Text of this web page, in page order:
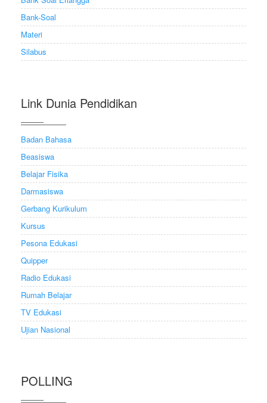
Bank-Soal
Materi
Silabus
Link Dunia Pendidikan
Badan Bahasa
Beasiswa
Belajar Fisika
Darmasiswa
Gerbang Kurikulum
Kursus
Pesona Edukasi
Quipper
Radio Edukasi
Rumah Belajar
TV Edukasi
Ujian Nasional
POLLING